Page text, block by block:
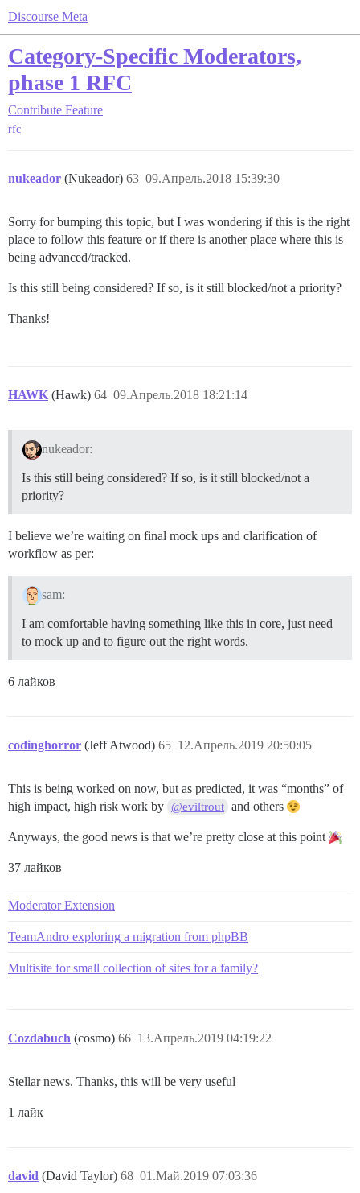
Discourse Meta
Category-Specific Moderators,
phase 1 RFC
Contribute Feature
rfc
nukeador (Nukeador) 09.Апрель.2018 15:39:30
63
Sorry for bumping this topic, but I was wondering if this is the right
place to follow this feature or if there is another place where this is
being advanced/tracked.
Is this still being considered? If so, is it still blocked/not a priority?
Thanks!
HAWK (Hawk) 09.Апрель.2018 18:21:14
64
nukeador:
Is this still being considered? If so, is it still blocked/not a
priority?
I believe we’re waiting on final mock ups and clarification of
workflow as per:
sam:
I am comfortable having something like this in core, just need
to mock up and to figure out the right words.
6 лайков
codinghorror (Jeff Atwood) 12.Апрель.2019 20:50:05
65
This is being worked on now, but as predicted, it was “months” of
high impact, high risk work by @eviltrout and others
Anyways, the good news is that we’re pretty close at this point
37 лайков
Moderator Extension
TeamAndro exploring a migration from phpBB
Multisite for small collection of sites for a family?
Cozdabuch (cosmo) 13.Апрель.2019 04:19:22
66
Stellar news. Thanks, this will be very useful
1 лайк
david (David Taylor) 01.Май.2019 07:03:36
68